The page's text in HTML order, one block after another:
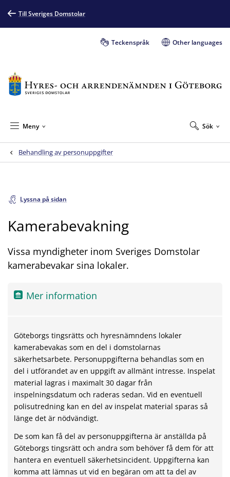
Till Sveriges Domstolar
Teckenspråk Other languages
Sök
Meny
Behandling av personuppgifter
Lyssna på sidan
Kamerabevakning
Vissa myndigheter inom Sveriges Domstolar
kamerabevakar sina lokaler.
Mer information
Göteborgs tingsrätts och hyresnämndens lokaler
kamerabevakas som en del i domstolarnas
säkerhetsarbete. Personuppgifterna behandlas som en
del i utförandet av en uppgift av allmänt intresse. Inspelat
material lagras i maximalt 30 dagar från
inspelningsdatum och raderas sedan. Vid en eventuell
polisutredning kan en del av inspelat material sparas så
länge det är nödvändigt.
De som kan få del av personuppgifterna är anställda på
Göteborgs tingsrätt och andra som behöver få dem för att
hantera en eventuell säkerhetsincident. Uppgifterna kan
komma att lämnas ut vid en begäran om att ta del av